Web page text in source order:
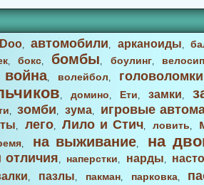
,автомобили, арканоиды,
,бокс, бомбы, боулинг,
война, волейбол, головоломки
, домино, Ети, замки,
,зомби, зума,
игровые
, лего,Лило и Стич,ловить,
, на выживание, на
отличия, наперстки, нарды,
, пазлы, пакман, парковка,